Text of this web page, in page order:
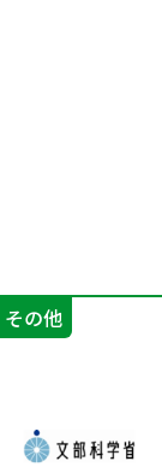
その他